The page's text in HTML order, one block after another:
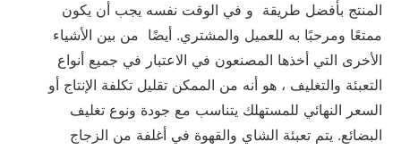
المنتج بأفضل طريقة و في الوقت نفسه يجب أن يكون
ممتعًا ومرحبًا به للعميل والمشتري. أيضًا من بين الأشياء
الأخرى التي أخذها المصنعون في الاعتبار في جميع أنواع
التعبئة والتغليف ، هو أنه من الممكن تقليل تكلفة الإنتاج أو
السعر النهائي للمستهلك يتناسب مع جودة ونوع تغليف
البضائع. يتم تعبئة الشاي والقهوة في أغلفة من الزجاج